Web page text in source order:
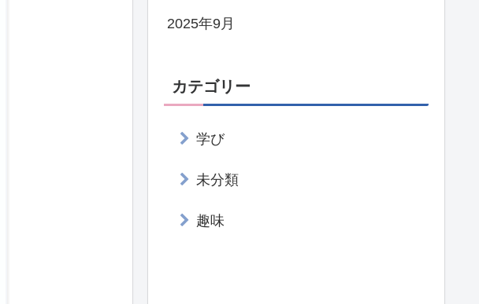
2025年9月
カテゴリー
学び
未分類
趣味